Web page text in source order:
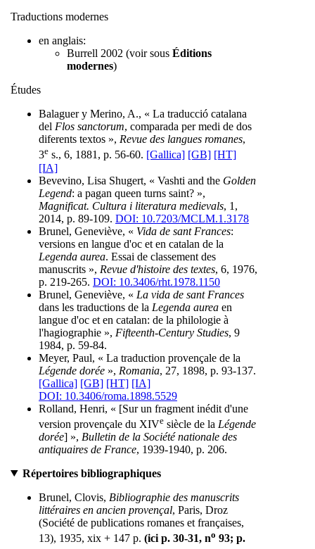
Traductions modernes
en anglais:
Burrell 2002 (voir sous Éditions
modernes)
Études
Balaguer y Merino, A., « La traducció catalana
del Flos sanctorum, comparada per medi de dos
diferents textos », Revue des langues romanes,
3e s., 6, 1881, p. 56-60. [Gallica] [GB] [HT]
[IA]
Bevevino, Lisa Shugert, « Vashti and the Golden
Legend: a pagan queen turns saint? »,
Magnificat. Cultura i literatura medievals, 1,
2014, p. 89-109. DOI: 10.7203/MCLM.1.3178
Brunel, Geneviève, « Vida de sant Frances:
versions en langue d'oc et en catalan de la
Legenda aurea. Essai de classement des
manuscrits », Revue d'histoire des textes, 6, 1976,
p. 219-265. DOI: 10.3406/rht.1978.1150
Brunel, Geneviève, « La vida de sant Frances
dans les traductions de la Legenda aurea en
langue d'oc et en catalan: de la philologie à
l'hagiographie », Fifteenth-Century Studies, 9
1984, p. 59-84.
Meyer, Paul, « La traduction provençale de la
Légende dorée », Romania, 27, 1898, p. 93-137.
[Gallica] [GB] [HT] [IA]
DOI: 10.3406/roma.1898.5529
Rolland, Henri, « [Sur un fragment inédit d'une
version provençale du XIVe siècle de la Légende
dorée] », Bulletin de la Société nationale des
antiquaires de France, 1939-1940, p. 206.
Répertoires bibliographiques
Brunel, Clovis, Bibliographie des manuscrits
littéraires en ancien provençal, Paris, Droz
(Société de publications romanes et françaises,
13), 1935, xix + 147 p. (ici p. 30-31, no 93; p.